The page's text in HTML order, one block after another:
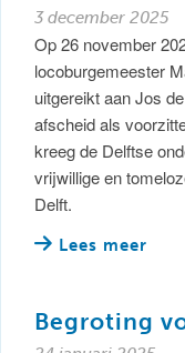
3 december 2025
Op 26 november
locoburgemeester
uitgereikt aan Jos
afscheid als
kreeg de Delftse
vrijwillige en
Delft.
Lees meer
Begroting